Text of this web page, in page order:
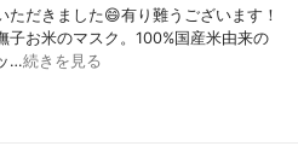
だきました😄有り難うございます！
子お米のマスク。100%国産米由来の
…続きを見る